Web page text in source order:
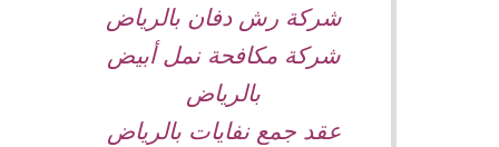
شركة رش دفان بالرياض
شركة مكافحة نمل أبيض
بالرياض
عقد جمع نفايات بالرياض